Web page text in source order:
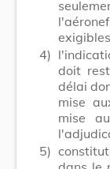
4)
doit
délai
mise
mise
5)